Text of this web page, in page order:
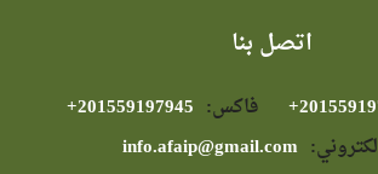
اتصل بنا
فاكس:
info.afaip@gmail.com